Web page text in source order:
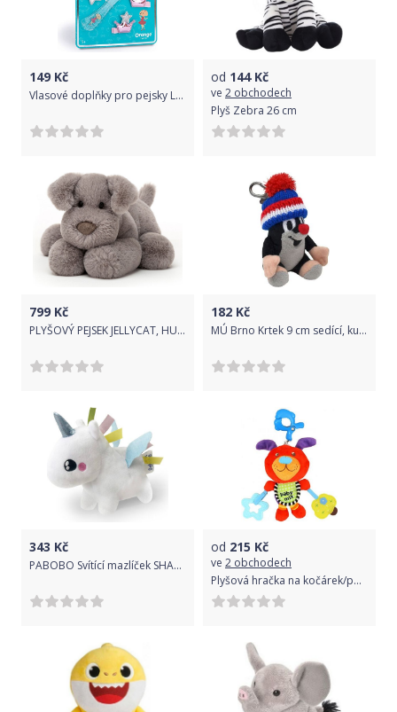
149 Kč
Vlasové doplňky pro pejsky Lucky Doggy od firmy ORANGE TOYS
od 144Kč
ve 2 obchodech
Plyš Zebra 26 cm
799 Kč
PLYŠOVÝ PEJSEK JELLYCAT, HUGGADY, 22 CM
182 Kč
MÚ Brno Krtek 9 cm sedící, kulich modrý-trilokora, karabinka
343 Kč
PABOBO Svítící mazlíček SHAKIES jednorožec
od 215 Kč
ve 2 obchodech
Plyšová hračka na kočárek/postýlku, Baby mix, hrající pejsek s kousátkem